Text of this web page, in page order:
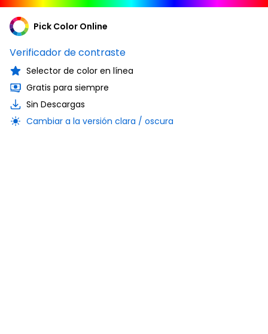
Pick Color Online
Verificador de contraste
Selector de color en línea
Gratis para siempre
Sin Descargas
Cambiar a la versión clara / oscura